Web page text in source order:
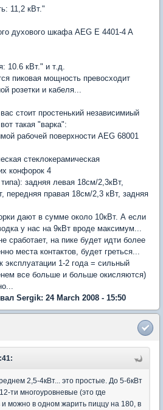
11,2 кВт."
духового шкафа AEG E 4401-4 A
10.6 кВт." и т.д.
пиковая мощность превосходит
розетки и кабеля...
стоит простенький независимиый
такая "варка":
рабочей поверхности AEG 68001
стеклокерамическая
конфорок 4
задняя левая 18см/2,3кВт,
передняя правая 18см/2,3 кВт, задняя
дают в сумме около 10кВт. А если
у нас на 9кВт вроде максимум...
сработает, на пике будет идти более
места контактов, будет греться...
эксплуатации 1-2 года = сильный
все больше и больше окисляются)
Sergik: 24 March 2008 - 15:50
2,5-4кВт... это простые. До 5-6кВт
ти многоуровневые (это где
можно в одном жарить пиццу на 180, в